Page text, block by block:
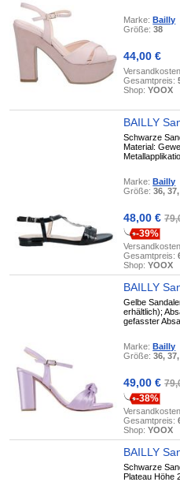
Marke:Bailly
Größe:38
44,00 €
Gesamtpreis:
Shop:YOOX
BAILLY
Schwarze
Material:
Marke:Bailly
Größe:36,
48,00 €
-39%
Gesamtpreis:
Shop:YOOX
BAILLY
Gelbe
erhältlich);
gefasster
Marke:Bailly
Größe:36,
49,00 €
-38%
Gesamtpreis:
Shop:YOOX
BAILLY
Schwarze
Plateau Höhe